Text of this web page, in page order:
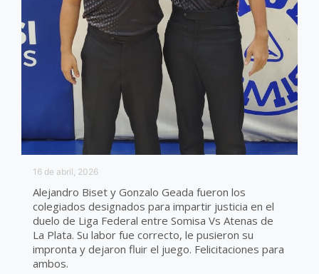
16 de abril, 2026
Alejandro Biset y Gonzalo Geada fueron los
colegiados designados para impartir justicia en el
duelo de Liga Federal entre Somisa Vs Atenas de
La Plata. Su labor fue correcto, le pusieron su
impronta y dejaron fluir el juego. Felicitaciones para
ambos.